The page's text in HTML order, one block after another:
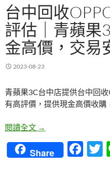
台中回收
評估｜青蘋果
金高價，交易
2023-08-23
青蘋果3C台中店提供台中回
有高評價，提供現金高價收購
閱讀全文 台中回收OPPO手
→
Share
F